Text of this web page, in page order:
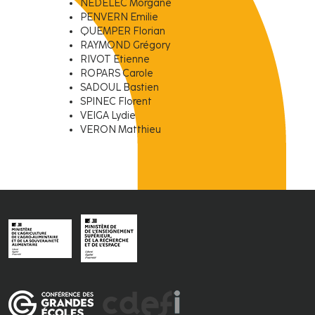
NÉDÉLEC Morgane
PENVERN Emilie
QUEMPER Florian
RAYMOND Grégory
RIVOT Etienne
ROPARS Carole
SADOUL Bastien
SPINEC Florent
VEIGA Lydie
VERON Matthieu